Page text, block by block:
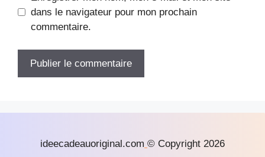
dans le navigateur pour mon prochain
commentaire.
ideecadeauoriginal.com © Copyright 2026